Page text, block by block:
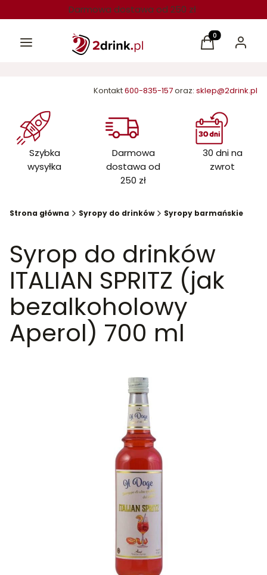
Darmowa dostawa od 250 zł
Menu Produkty w
Koszyk Zaloguj
Kontakt600-835-157oraz: sklep@2drink.pl
Szybka
wysyłka
Darmowa
dostawa od
250 zł
30 dni na
zwrot
Strona główna Syropy do drinków Syropy barmańskie
Syrop do drinków
ITALIAN SPRITZ (jak
bezalkoholowy
Aperol) 700 ml